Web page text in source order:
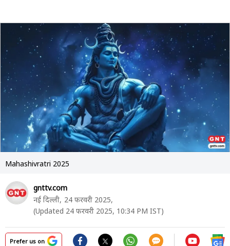
Mahashivratri 2025
gnttv.com
नई दिल्ली, 24 फरवरी 2025,
(Updated 24 फरवरी 2025, 10:34 PM IST)
Prefer us on